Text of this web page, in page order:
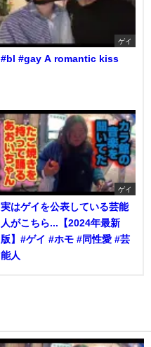
ゲイ
#bl #gay A romantic kiss
ゲイ
実はゲイを公表している芸能
人がこちら...【2024年最新
版】#ゲイ #ホモ #同性愛 #芸
能人